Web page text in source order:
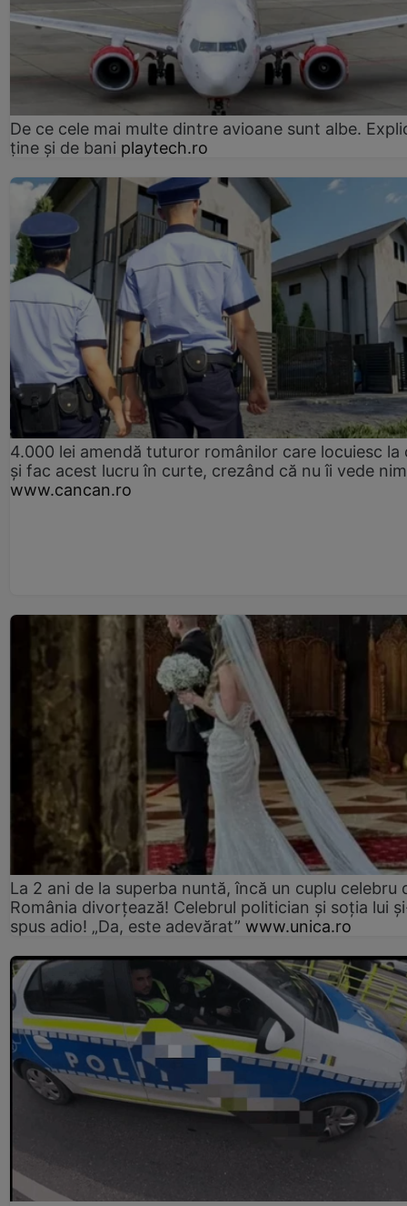
De ce cele mai multe dintre avioane sunt albe.
ține și de bani playtech.ro
4.000 lei amendă tuturor românilor care locuiesc la
și fac acest lucru în curte, crezând că nu îi vede
www.cancan.ro
La 2 ani de la superba nuntă, încă un cuplu celebru
România divorțează! Celebrul politician și soția lui
spus adio! „Da, este adevărat” www.unica.ro